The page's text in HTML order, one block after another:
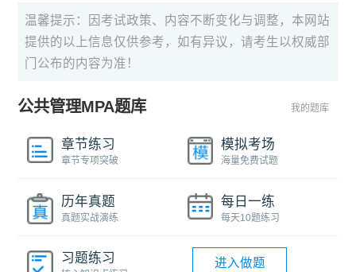
温馨提示：因考试政策、内容不断变化与调整，本网站
提供的以上信息仅供参考，如有异议，请考生以权威部
门公布的内容为准！
公共管理MPA题库 我的题库
章节练习
章节专项突破
模拟考场
海量免费试题
历年真题
真题实战演练
每日一练
每天10题练习
习题练习 进入做题